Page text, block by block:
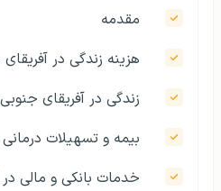
مقدمه
هزینه زندگی در
زندگی در آفریقای
بیمه و تسهیلات
خدمات بانکی و مالی